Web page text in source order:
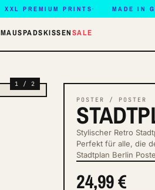
XXL PREMIUM PRINTS MADE IN
MAUSPADSKISSENSALE
1 / 2
POSTER / POSTER
Stylischer Retro
Perfekt für alle, die
Stadtplan Berlin
24,99 €